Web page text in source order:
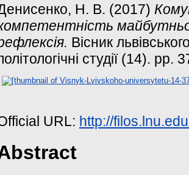
Н. В. (2017)
Вісник
студії (14).
URL: http://